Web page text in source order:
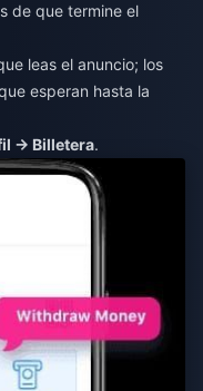
de que termine el
leas el anuncio; los
esperan hasta la
→ Billetera.